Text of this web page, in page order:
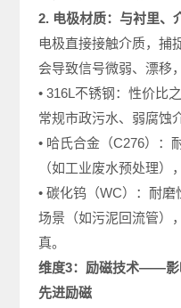
2. 电极材质：与衬里、
电极直接接触介质，捕
会导致信号微弱、漂移
• 316L不锈钢：性价比
常规市政污水、弱腐蚀
• 哈氏合金（C276）：
（如工业废水预处理）
• 碳化钨（WC）：耐
场景（如污泥回流管）
真。
维度3：励磁技术——影
先进励磁